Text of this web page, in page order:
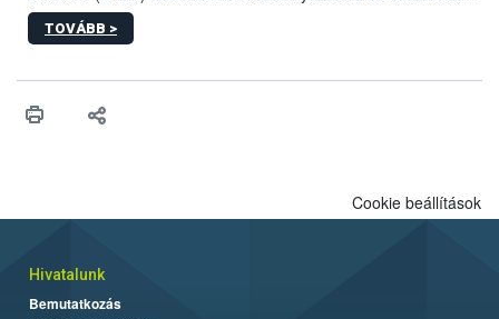
sérülés, illetve ennek veszélye keletkezésekor felmerülő
hatósági feladatokat, valamint a veszélyes eb tartását és annak
vonni az ebek viselkedésének megítélésében jártas szakértőt.
TOVÁBB >
Cookie beállítások
Hivatalunk
Bemutatkozás